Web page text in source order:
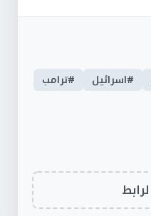
#اسرائيل #ترامب